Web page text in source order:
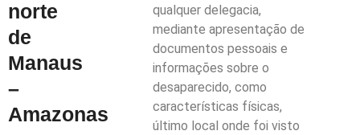
norte
de
Manaus
–
Amazonas
qualquer delegacia,
mediante apresentação de
documentos pessoais e
informações sobre o
desaparecido, como
características físicas,
último local onde foi visto